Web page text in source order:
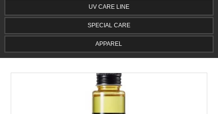
UV CARE LINE
SPECIAL CARE
APPAREL